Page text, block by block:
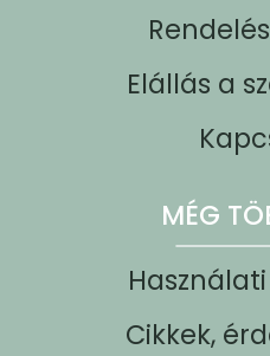
Elállás a
MÉG
Cikkek,